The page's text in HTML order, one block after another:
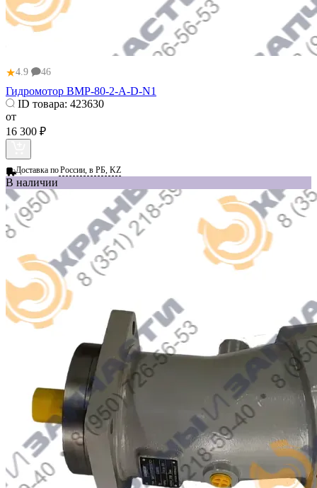
★4.9 46
Гидромотор BMP-80-2-A-D-N1
ID товара: 423630
от
16 300 ₽
Доставка поРоссии, в РБ, KZ
В наличии